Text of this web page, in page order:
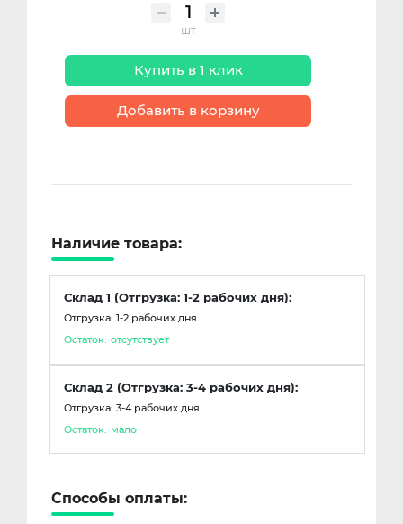
шт
Купить в 1 клик
Добавить в корзину
Наличие товара:
Склад 1 (Отгрузка: 1-2 рабочих дня):
Отгрузка: 1-2 рабочих дня
Остаток: отсутствует
Склад 2 (Отгрузка: 3-4 рабочих дня):
Отгрузка: 3-4 рабочих дня
Остаток: мало
Способы оплаты: